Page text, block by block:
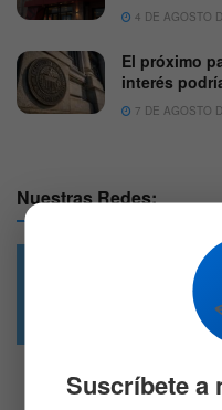
4 DE AGOSTO
El próximo
interés
7 DE AGOSTO
Nuestras Redes:
Suscríbete a